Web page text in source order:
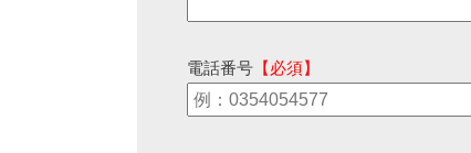
電話番号 【必須】